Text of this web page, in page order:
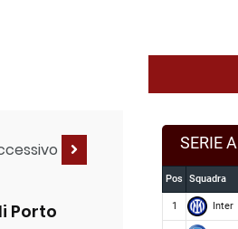
Porto
SERIE A
Pos Squadra
1 Inter